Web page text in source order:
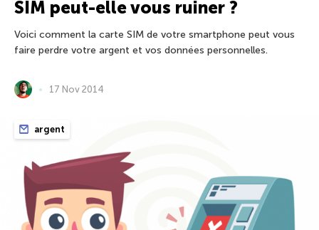
SIM peut-elle vous ruiner ?
Voici comment la carte SIM de votre smartphone peut vous
faire perdre votre argent et vos données personnelles.
17 Nov 2014
argent